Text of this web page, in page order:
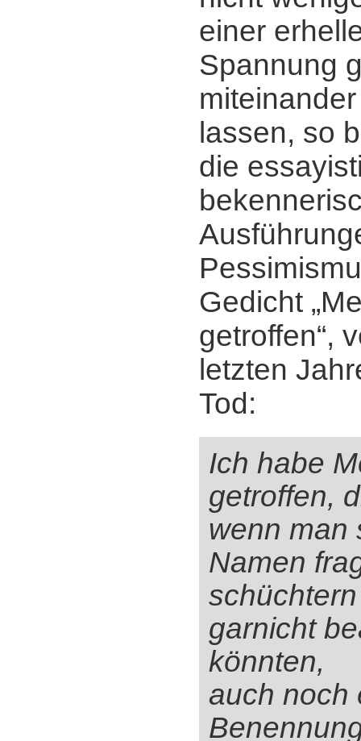
einer
Spannung
lassen, so
die
Gedicht
getroffen“,
letzten
Tod:
Ich habe
getroffen,
wenn man
Namen
garnicht
könnten,
auch noch